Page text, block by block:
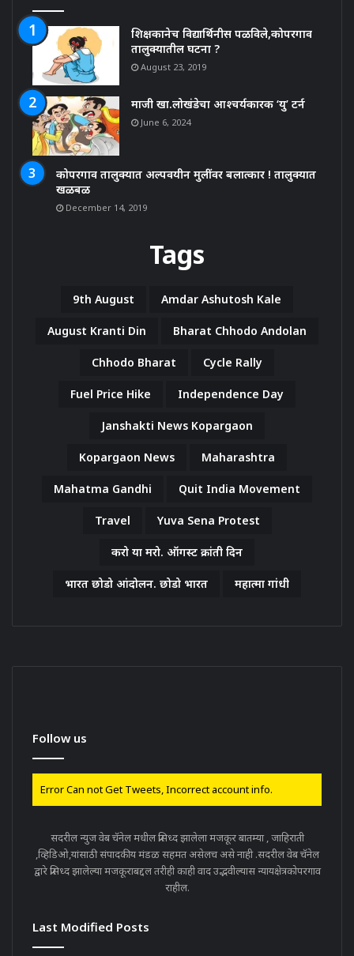
शिक्षकानेच विद्यार्थिनीस पळविले,कोपरगाव
तालुक्यातील घटना ?
August 23, 2019
माजी खा.लोखंडेचा आश्चर्यकारक ‘यु’ टर्न
June 6, 2024
कोपरगाव तालुक्यात अल्पवयीन मुलींवर बलात्कार ! तालुक्यात
खळबळ
December 14, 2019
Tags
9th August Amdar Ashutosh Kale
August Kranti Din Bharat Chhodo Andolan
Chhodo Bharat Cycle Rally
Fuel Price Hike Independence Day
Janshakti News Kopargaon
Kopargaon News Maharashtra
Mahatma Gandhi Quit India Movement
Travel Yuva Sena Protest
करो या मरो. ऑगस्ट क्रांती दिन
भारत छोडो आंदोलन. छोडो भारत महात्मा गांधी
Follow us
Error Can not Get Tweets, Incorrect account info.
सदरील न्युज वेब चॅनेल मधील प्रसिध्द झालेला मजकूर बातम्या , जाहिराती
,व्हिडिओ,यांसाठी संपादकीय मंडळ सहमत असेलच असे नाही .सदरील वेब चॅनेल
द्वारे प्रसिध्द झालेल्या मजकूराबद्दल तरीही काही वाद उद्भवील्यास न्यायक्षेत्रकोपरगाव
राहील.
Last Modified Posts